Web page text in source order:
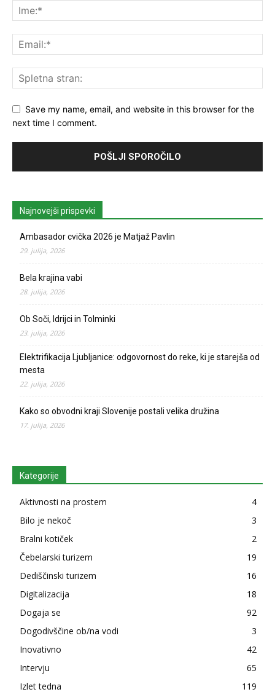
Save my name, email, and website in this browser for the
next time I comment.
Najnovejši prispevki
Ambasador cvička 2026 je Matjaž Pavlin
29. julija, 2026
Bela krajina vabi
28. julija, 2026
Ob Soči, Idrijci in Tolminki
23. julija, 2026
Elektrifikacija Ljubljanice: odgovornost do reke, ki je starejša od
mesta
22. julija, 2026
Kako so obvodni kraji Slovenije postali velika družina
17. julija, 2026
Kategorije
Aktivnosti na prostem
4
Bilo je nekoč
3
Bralni kotiček
2
Čebelarski turizem
19
Dediščinski turizem
16
Digitalizacija
18
Dogaja se
92
Dogodivščine ob/na vodi
3
Inovativno
42
Intervju
65
Izlet tedna
119